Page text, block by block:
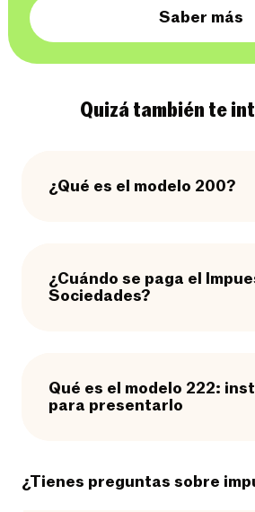
Saber más
Quizá también te
¿Qué es el modelo 200?
¿Cuándo se paga el
Sociedades?
Qué es el modelo 222:
para presentarlo
¿Tienes preguntas sobre